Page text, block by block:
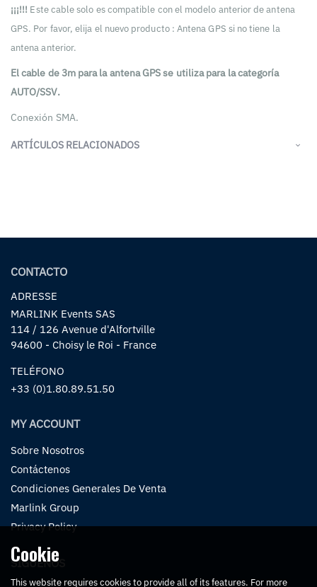
Cookie
This website requires cookies to provide all of its features. For more
¡¡¡!!! Este cable solo es compatible con el modelo anterior de antena
GPS. Por favor, elija el nuevo producto : Antena GPS si no tiene la
antena anterior.
El cable de 3m para la antena GPS se utiliza para la categoría
AUTO/SSV.
Conexión SMA.
ARTÍCULOS RELACIONADOS
CONTACTO
ADRESSE
MARLINK Events SAS
114 / 126 Avenue d'Alfortville
94600 - Choisy le Roi - France
TELÉFONO
+33 (0)1.80.89.51.50
MY ACCOUNT
Sobre Nosotros
Contáctenos
Condiciones Generales De Venta
Marlink Group
Privacy Policy
SÍGUENOS